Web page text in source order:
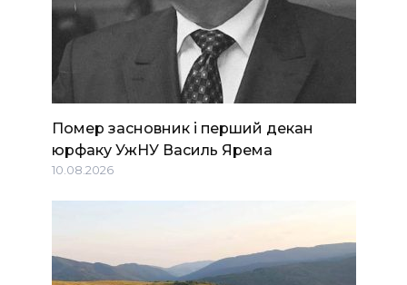
Помер засновник і перший декан
юрфаку УжНУ Василь Ярема
10.08.2026